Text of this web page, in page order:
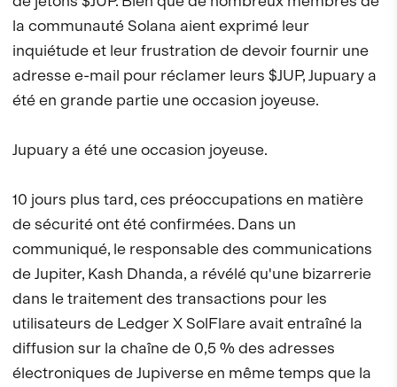
la communauté Solana aient exprimé leur
inquiétude et leur frustration de devoir fournir une
adresse e-mail pour réclamer leurs $JUP, Jupuary a
été en grande partie une occasion joyeuse.
Jupuary a été une occasion joyeuse.
10 jours plus tard, ces préoccupations en matière
de sécurité ont été confirmées. Dans un
communiqué, le responsable des communications
de Jupiter, Kash Dhanda, a révélé qu'une bizarrerie
dans le traitement des transactions pour les
utilisateurs de Ledger X SolFlare avait entraîné la
diffusion sur la chaîne de 0,5 % des adresses
électroniques de Jupiverse en même temps que la